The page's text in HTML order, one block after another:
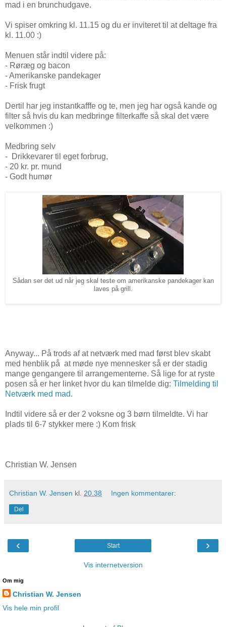
mad i en brunchudgave.
Vi spiser omkring kl. 11.15 og du er inviteret til at deltage fra
kl. 11.00 :)
Menuen står indtil videre på:
- Røræg og bacon
- Amerikanske pandekager
- Frisk frugt
Dertil har jeg instantkafffe og te, men jeg har også kande og
filter så hvis du kan medbringe filterkaffe så skal det være
velkommen :)
Medbring selv
- Drikkevarer til eget forbrug,
- 20 kr. pr. mund
- Godt humør
Sådan ser det ud når jeg skal teste om amerikanske pandekager kan
laves på grill.
Anyway... På trods af at netværk med mad først blev skabt
med henblik på at møde nye mennesker så er der stadig
mange gengangere til arrangementerne. Så lige for at ryste
posen så er her linket hvor du kan tilmelde dig: Tilmelding til
Netværk med mad.
Indtil videre så er der 2 voksne og 3 børn tilmeldte. Vi har
plads til 6-7 stykker mere :) Kom frisk
Christian W. Jensen
Christian W. Jensen kl. 20.38 Ingen kommentarer:
Del
‹ ›
Start
Vis internetversion
Om mig
Christian W. Jensen
Vis hele min profil